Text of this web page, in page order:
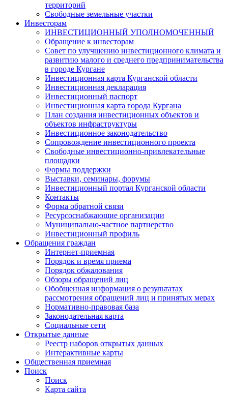
территорий
Свободные земельные участки
Инвесторам
ИНВЕСТИЦИОННЫЙ УПОЛНОМОЧЕННЫЙ
Обращение к инвесторам
Совет по улучшению инвестиционного климата и
развитию малого и среднего предпринимательства
в городе Кургане
Инвестиционная карта Курганской области
Инвестиционная декларация
Инвестиционный паспорт
Инвестиционная карта города Кургана
План создания инвестиционных объектов и
объектов инфраструктуры
Инвестиционное законодательство
Сопровождение инвестиционного проекта
Свободные инвестиционно-привлекательные
площадки
Формы поддержки
Выставки, семинары, форумы
Инвестиционный портал Курганской области
Контакты
Форма обратной связи
Ресурсоснабжающие организации
Муниципально-частное партнерство
Инвестиционный профиль
Обращения граждан
Интернет-приемная
Порядок и время приема
Порядок обжалования
Обзоры обращений лиц
Обобщенная информация о результатах
рассмотрения обращений лиц и принятых мерах
Нормативно-правовая база
Законодательная карта
Социальные сети
Открытые данные
Реестр наборов открытых данных
Интерактивные карты
Общественная приемная
Поиск
Поиск
Карта сайта